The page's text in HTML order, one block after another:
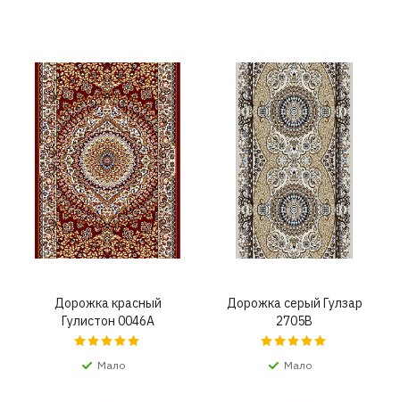
Дорожка красный
Гулистон 0046A
Мало
Дорожка серый Гулзар
2705B
Мало